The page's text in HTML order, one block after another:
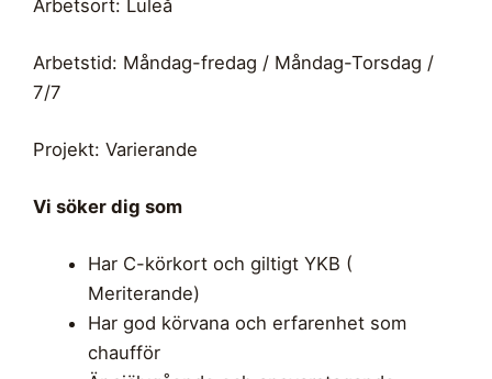
Arbetsort: Luleå
Arbetstid: Måndag-fredag / Måndag-Torsdag /
7/7
Projekt: Varierande
Vi söker dig som
Har C-körkort och giltigt YKB (
Meriterande)
Har god körvana och erfarenhet som
chaufför